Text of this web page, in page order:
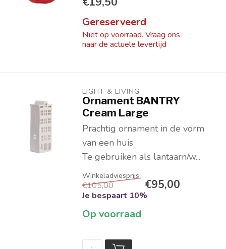
Gereserveerd
Niet op voorraad. Vraag ons
naar de actuele levertijd
LIGHT & LIVING
Ornament BANTRY
Cream Large
Prachtig ornament in de vorm
van een huis
Te gebruiken als lantaarn/w...
€105,00 €95,00
Je bespaart 10%
Op voorraad